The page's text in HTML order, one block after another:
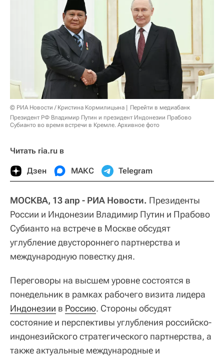
© РИА Новости / Кристина Кормилицына
Перейти в медиабанк
Президент РФ Владимир Путин и президент Индонезии Прабово
Субианто во время встречи в Кремле. Архивное фото
Читать ria.ru в
Дзен МАКС Telegram
МОСКВА, 13 апр - РИА Новости. Президенты
России и Индонезии Владимир Путин и Прабово
Субианто на встрече в Москве обсудят
углубление двустороннего партнерства и
международную повестку дня.
Переговоры на высшем уровне состоятся в
понедельник в рамках рабочего визита лидера
Индонезии в Россию. Стороны обсудят
состояние и перспективы углубления российско-
индонезийского стратегического партнерства, а
также актуальные международные и